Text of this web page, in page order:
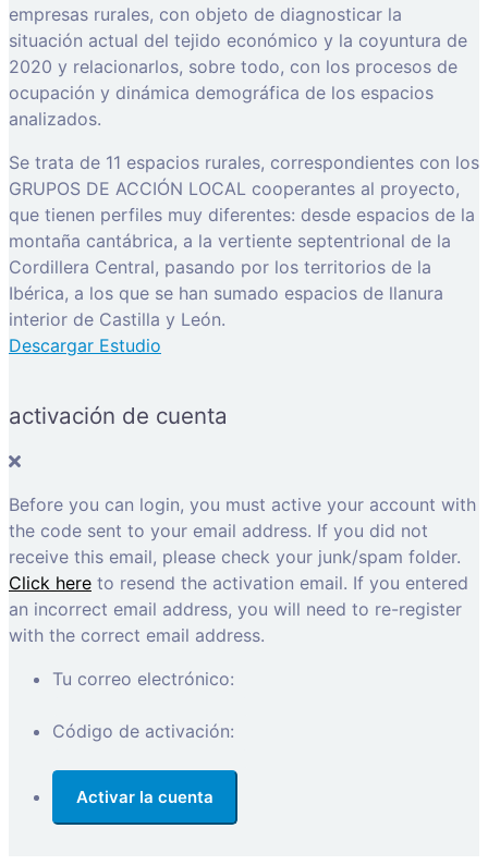
empresas rurales, con objeto de diagnosticar la
situación actual del tejido económico y la coyuntura de
2020 y relacionarlos, sobre todo, con los procesos de
ocupación y dinámica demográfica de los espacios
analizados.
Se trata de 11 espacios rurales, correspondientes con los
GRUPOS DE ACCIÓN LOCAL cooperantes al proyecto,
que tienen perfiles muy diferentes: desde espacios de la
montaña cantábrica, a la vertiente septentrional de la
Cordillera Central, pasando por los territorios de la
Ibérica, a los que se han sumado espacios de llanura
interior de Castilla y León.
Descargar Estudio
activación de cuenta
Before you can login, you must active your account with
the code sent to your email address. If you did not
receive this email, please check your junk/spam folder.
Click here to resend the activation email. If you entered
an incorrect email address, you will need to re-register
with the correct email address.
Tu correo electrónico:
Código de activación: